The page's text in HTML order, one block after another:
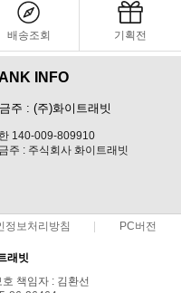
배송조회 기획전
INFO
주 : (주)화이트래빗
140-009-809910
주 : 주식회사 화이트래빗
정보처리방침 PC버전
래빗
책임자 : 김환선